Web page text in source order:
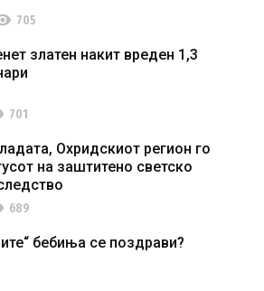
705
златен накит вреден 1,3
701
Охридскиот регион го
на заштитено светско
689
бебиња се поздрави?